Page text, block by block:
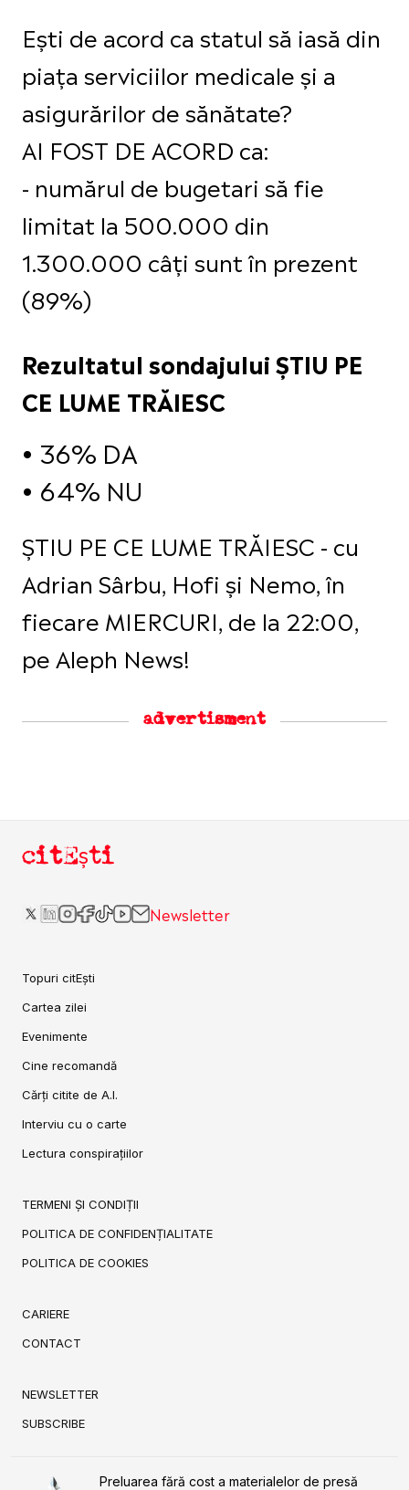
Ești de acord ca statul să iasă din
piața serviciilor medicale și a
asigurărilor de sănătate?
AI FOST DE ACORD ca:
- numărul de bugetari să fie
limitat la 500.000 din
1.300.000 câți sunt în prezent
(89%)
Rezultatul sondajului ȘTIU PE
CE LUME TRĂIESC
36% DA
64% NU
ȘTIU PE CE LUME TRĂIESC - cu
Adrian Sârbu, Hofi și Nemo, în
fiecare MIERCURI, de la 22:00,
pe Aleph News!
advertisment
citEști
Newsletter
Topuri citEști
Cartea zilei
Evenimente
Cine recomandă
Cărți citite de A.I.
Interviu cu o carte
Lectura conspirațiilor
TERMENI ȘI CONDIȚII
POLITICA DE CONFIDENȚIALITATE
POLITICA DE COOKIES
CARIERE
CONTACT
NEWSLETTER
SUBSCRIBE
Preluarea fără cost a materialelor de presă